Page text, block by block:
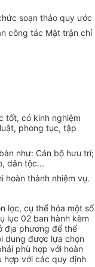
soạn thảo quy ước
công tác Mặt trận chỉ
tốt, có kinh nghiệm
phong tục, tập
như: Cán bộ hưu trí;
dân tộc...
hoàn thành nhiệm vụ.
lọc, cụ thể hóa một số
lục 02 ban hành kèm
địa phương để thể
dung được lựa chọn
phù hợp với hoàn
hợp với các quy định